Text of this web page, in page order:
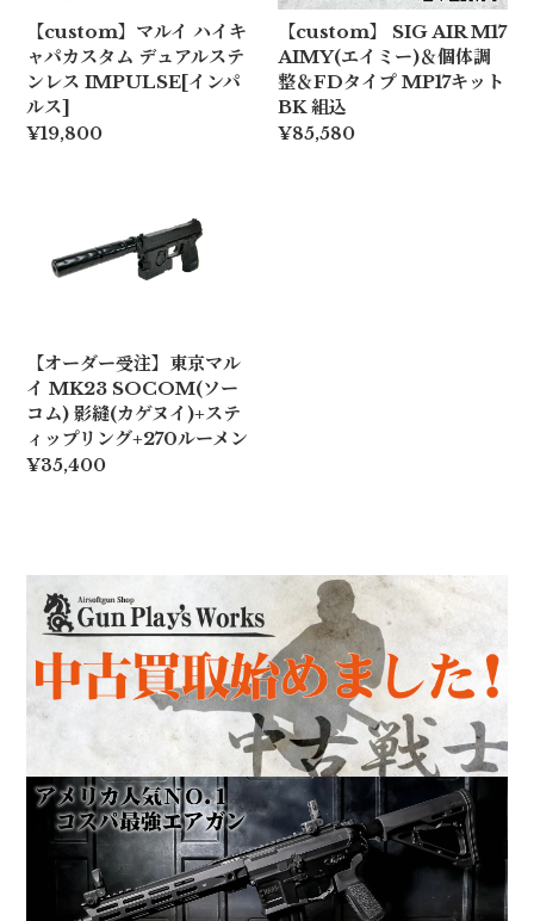
【custom】マルイ ハイキ
ャパカスタム デュアルステ
ンレス IMPULSE[インパ
ルス]
¥19,800
【custom】 SIG AIR M17
AIMY(エイミー)＆個体調
整＆FDタイプ MP17キット
BK 組込
¥85,580
【オーダー受注】東京マル
イ MK23 SOCOM(ソー
コム) 影縫(カゲヌイ)+ステ
ィップリング+270ルーメン
¥35,400